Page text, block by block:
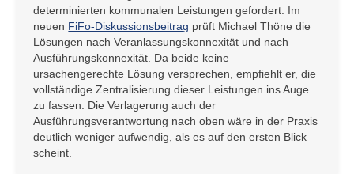
determinierten kommunalen Leistungen gefordert. Im
neuen FiFo-Diskussionsbeitrag prüft Michael Thöne die
Lösungen nach Veranlassungskonnexität und nach
Ausführungskonnexität. Da beide keine
ursachengerechte Lösung versprechen, empfiehlt er, die
vollständige Zentralisierung dieser Leistungen ins Auge
zu fassen. Die Verlagerung auch der
Ausführungsverantwortung nach oben wäre in der Praxis
deutlich weniger aufwendig, als es auf den ersten Blick
scheint.